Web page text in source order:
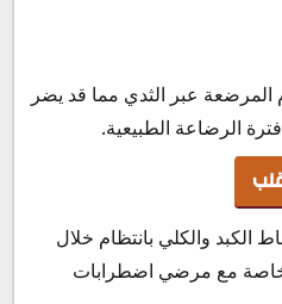
عبر الثدي مما قد يضر
الرضاعة الطبيعية.
الكبد والكلي بانتظام خلال
خاصة مع مرضي اضطرابات